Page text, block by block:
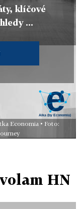
klíčové
...
Economia • Foto:
HN